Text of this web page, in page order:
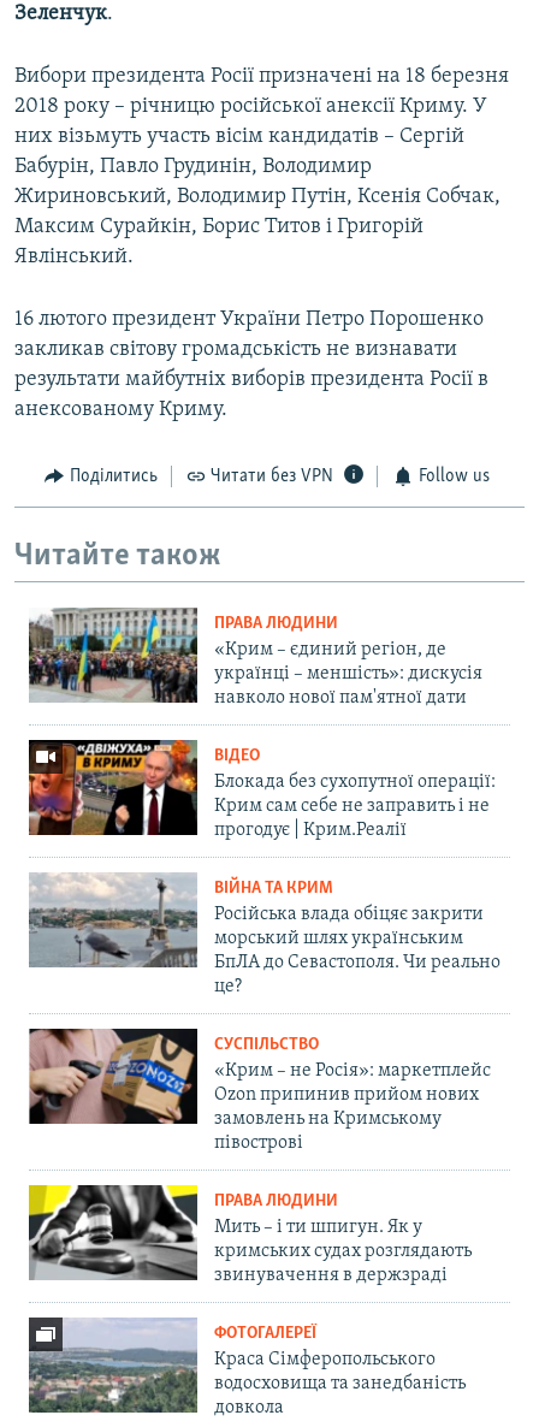
Зеленчук.
Вибори президента Росії призначені на 18 березня
2018 року – річницю російської анексії Криму. У
них візьмуть участь вісім кандидатів – Сергій
Бабурін, Павло Грудинін, Володимир
Жириновський, Володимир Путін, Ксенія Собчак,
Максим Сурайкін, Борис Титов і Григорій
Явлінський.
16 лютого президент України Петро Порошенко
закликав світову громадськість не визнавати
результати майбутніх виборів президента Росії в
анексованому Криму.
Поділитись Читати без VPN Follow us
Читайте також
ПРАВА ЛЮДИНИ
«Крим – єдиний регіон, де
українці – меншість»: дискусія
навколо нової пам'ятної дати
ВІДЕО
Блокада без сухопутної операції:
Крим сам себе не заправить і не
прогодує | Крим.Реалії
ВІЙНА ТА КРИМ
Російська влада обіцяє закрити
морський шлях українським
БпЛА до Севастополя. Чи реально
це?
СУСПІЛЬСТВО
«Крим – не Росія»: маркетплейс
Ozon припинив прийом нових
замовлень на Кримському
півострові
ПРАВА ЛЮДИНИ
Мить – і ти шпигун. Як у
кримських судах розглядають
звинувачення в держзраді
ФОТОГАЛЕРЕЇ
Краса Сімферопольського
водосховища та занедбаність
довкола